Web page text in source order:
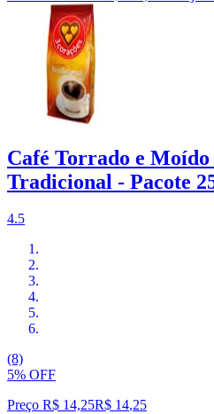
Café Torrado e Moído
Tradicional - Pacote
4.5
(8)
5% OFF
Preço R$ 14,25R$ 14,25